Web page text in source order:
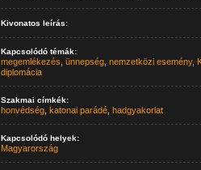
Kivonatos leírás:
Kapcsolódó témák:
megemlékezés ünnepség, nemzetközi esemény,
diplomácia
Szakmai címkék:
honvédség, katonai parádé, hadgyakorlat
Kapcsolódó helyek:
Magyarország